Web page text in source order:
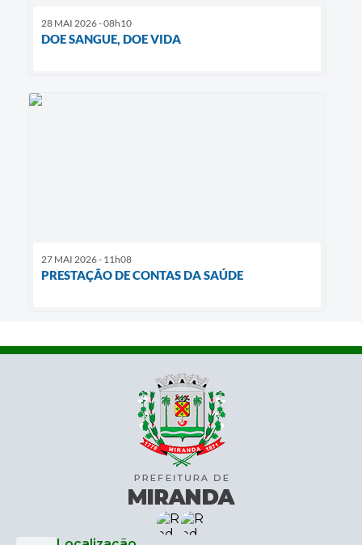
28 MAI 2026 - 08h10
DOE SANGUE, DOE VIDA
27 MAI 2026 - 11h08
PRESTAÇÃO DE CONTAS DA SAÚDE